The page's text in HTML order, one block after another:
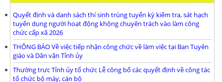
Quyết định và danh sách thí sinh trúng tuyển kỳ kiểm tra, sát hạch
tuyển dụng người hoạt động không chuyên trách vào làm công
chức cấp xã 2026
THÔNG BÁO Về việc tiếp nhận công chức về làm việc tại Ban Tuyên
giáo và Dân vận Tỉnh ủy
Thường trưc Tỉnh ủy tổ chức Lễ công bố các quyết định về công tác
tổ chức bộ máy, cán bộ